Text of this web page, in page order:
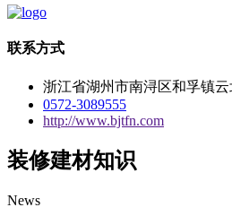
联系方式
浙江省湖州市南浔区和孚镇
0572-3089555
http://www.bjtfn.com
装修建材知识
News